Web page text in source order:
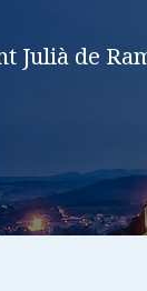
Julià de